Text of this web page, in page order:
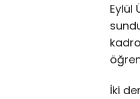
Eylül
İki